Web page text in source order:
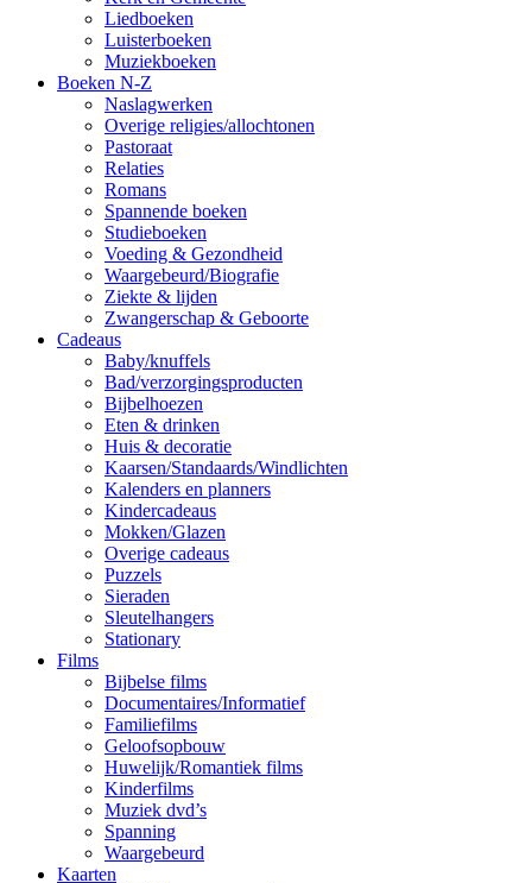
Liedboeken
Luisterboeken
Muziekboeken
Boeken N-Z
Naslagwerken
Overige religies/allochtonen
Pastoraat
Relaties
Romans
Spannende boeken
Studieboeken
Voeding & Gezondheid
Waargebeurd/Biografie
Ziekte & lijden
Zwangerschap & Geboorte
Cadeaus
Baby/knuffels
Bad/verzorgingsproducten
Bijbelhoezen
Eten & drinken
Huis & decoratie
Kaarsen/Standaards/Windlichten
Kalenders en planners
Kindercadeaus
Mokken/Glazen
Overige cadeaus
Puzzels
Sieraden
Sleutelhangers
Stationary
Films
Bijbelse films
Documentaires/Informatief
Familiefilms
Geloofsopbouw
Huwelijk/Romantiek films
Kinderfilms
Muziek dvd’s
Spanning
Waargebeurd
Kaarten